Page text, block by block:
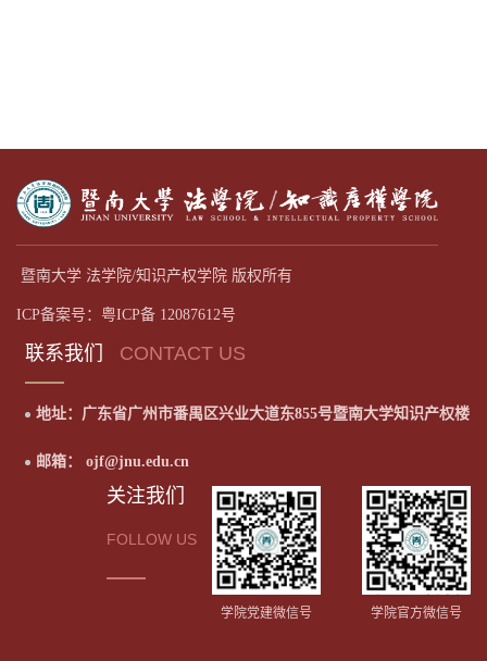
暨南大学 法学院/知识产权学院 版权所有
ICP备案号：粤ICP备 12087612号
联系我们 CONTACT US
地址：广东省广州市番禺区兴业大道东855号暨南大学知识产权楼
邮箱： ojf@jnu.edu.cn
关注我们
FOLLOW US
学院党建微信号 学院官方微信号